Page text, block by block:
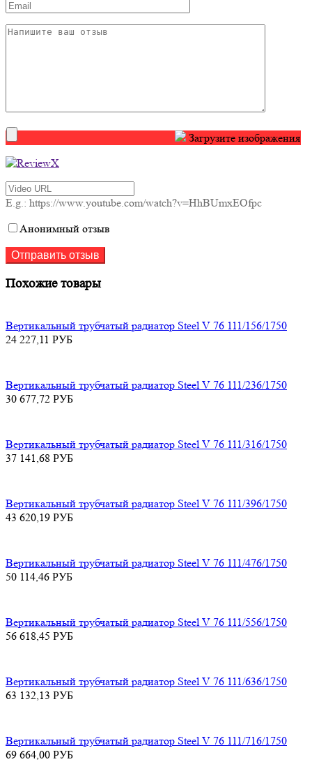
Загрузите изображения
E.g.: https://www.youtube.com/watch?v=HhBUmxEOfpc
Анонимный отзыв
Похожие товары
Вертикальный трубчатый радиатор Steel V 76 111/156/1750
24 227,11 РУБ
Вертикальный трубчатый радиатор Steel V 76 111/236/1750
30 677,72 РУБ
Вертикальный трубчатый радиатор Steel V 76 111/316/1750
37 141,68 РУБ
Вертикальный трубчатый радиатор Steel V 76 111/396/1750
43 620,19 РУБ
Вертикальный трубчатый радиатор Steel V 76 111/476/1750
50 114,46 РУБ
Вертикальный трубчатый радиатор Steel V 76 111/556/1750
56 618,45 РУБ
Вертикальный трубчатый радиатор Steel V 76 111/636/1750
63 132,13 РУБ
Вертикальный трубчатый радиатор Steel V 76 111/716/1750
69 664,00 РУБ